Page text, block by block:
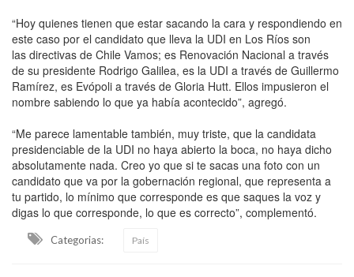
“Hoy quienes tienen que estar sacando la cara y respondiendo en
este caso por el candidato que lleva la UDI en Los Ríos son
las directivas de Chile Vamos; es Renovación Nacional a través
de su presidente Rodrigo Galilea, es la UDI a través de Guillermo
Ramírez, es Evópoli a través de Gloria Hutt. Ellos impusieron el
nombre sabiendo lo que ya había acontecido”, agregó.
“Me parece lamentable también, muy triste, que la candidata
presidenciable de la UDI no haya abierto la boca, no haya dicho
absolutamente nada. Creo yo que si te sacas una foto con un
candidato que va por la gobernación regional, que representa a
tu partido, lo mínimo que corresponde es que saques la voz y
digas lo que corresponde, lo que es correcto”, complementó.
Categorias: País